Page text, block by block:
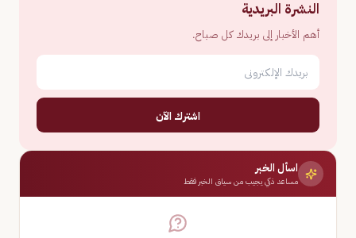
النشرة البريدية
أهم الأخبار إلى بريدك كل صباح.
اشترك الآن
اسأل الخبر
مساعد ذكي يجيب من سياق الخبر فقط